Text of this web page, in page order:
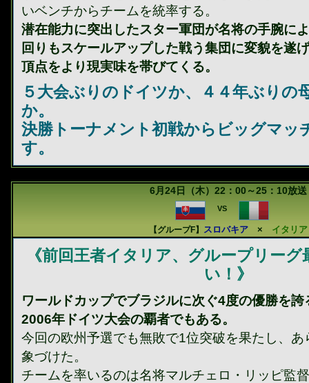
いベンチからチームを統率する。
潜在能力に突出したスター軍団が名将の手腕に
回りもスケールアップした戦う集団に変貌を遂
頂点をより現実味を帯びてくる。
５大会ぶりのドイツか、４４年ぶりの
か。
決勝トーナメント初戦からビッグマッ
す。
6月24日（木）22：00～25：10放送
VS
【グループF】 スロバキア × イタリア
《前回王者イタリア、グループリー
い！》
ワールドカップでブラジルに次ぐ4度の優勝を誇
2006年ドイツ大会の覇者でもある。
今回の欧州予選でも無敗で1位突破を果たし、
象づけた。
チームを率いるのは名将マルチェロ・リッピ監